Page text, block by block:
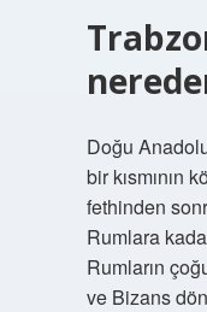
Doğu
bir kısmının
fethinden
Rumlara
Rumların
ve Bizans